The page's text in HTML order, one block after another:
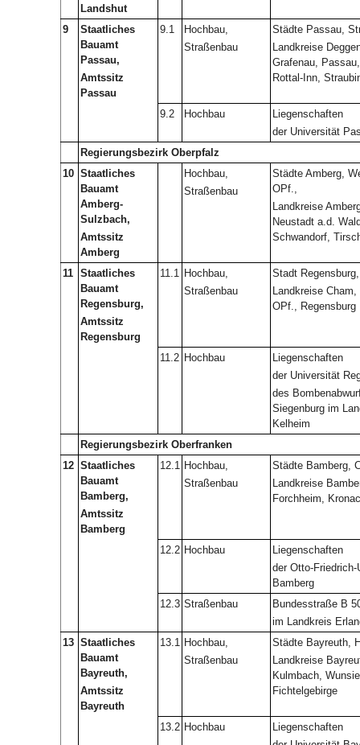
Landshut
9
Staatliches
Bauamt
Passau,
Amtssitz
Passau
9.1
Hochbau,
Straßenbau
Städte Passau,
Landkreise
Grafenau,
Rottal-Inn,
9.2 Hochbau
Liegenschaften
der Universität
Regierungsbezirk Oberpfalz
10 Staatliches
Bauamt
Amberg-
Sulzbach,
Amtssitz
Amberg
Hochbau,
Straßenbau
Städte Amberg,
OPf.,
Landkreise
Neustadt a.d.
Schwandorf,
11 Staatliches
Bauamt
Regensburg,
Amtssitz
Regensburg
11.1 Hochbau,
Straßenbau
Stadt Regensburg,
Landkreise
OPf., Regensburg
11.2 Hochbau
Liegenschaften
der Universität
des
Siegenburg im
Kelheim
Regierungsbezirk Oberfranken
12 Staatliches
Bauamt
Bamberg,
Amtssitz
Bamberg
12.1 Hochbau,
Straßenbau
Städte Bamberg,
Landkreise
Forchheim,
12.2 Hochbau
Liegenschaften
der Otto-
Bamberg
12.3 Straßenbau
Bundesstraße B
im Landkreis
13 Staatliches
Bauamt
Bayreuth,
Amtssitz
Bayreuth
13.1 Hochbau,
Straßenbau
Städte Bayreuth,
Landkreise
Kulmbach,
Fichtelgebirge
13.2 Hochbau
Liegenschaften